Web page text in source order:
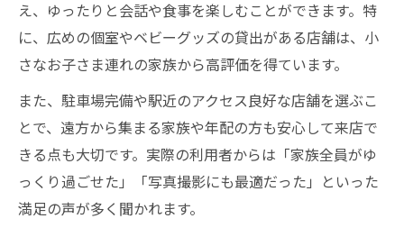
え、ゆったりと会話や食事を楽しむことができます。特
に、広めの個室やベビーグッズの貸出がある店舗は、小
さなお子さま連れの家族から高評価を得ています。
また、駐車場完備や駅近のアクセス良好な店舗を選ぶこ
とで、遠方から集まる家族や年配の方も安心して来店で
きる点も大切です。実際の利用者からは「家族全員がゆ
っくり過ごせた」「写真撮影にも最適だった」といった
満足の声が多く聞かれます。